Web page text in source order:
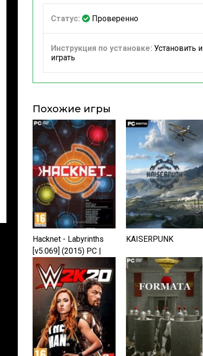
Статус: Проверенно
Инструкция по установке: Установить и
играть
Похожие игры
Hacknet - Labyrinths
[v5.069] (2015) PC |
Лицензия
KAISERPUNK